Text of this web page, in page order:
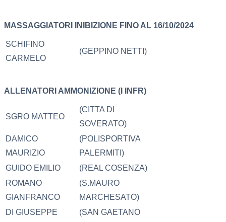
MASSAGGIATORI INIBIZIONE FINO AL 16/10/2024
SCHIFINO
CARMELO
(GEPPINO NETTI)
ALLENATORI AMMONIZIONE (I INFR)
SGRO MATTEO
(CITTA DI
SOVERATO)
DAMICO
MAURIZIO
(POLISPORTIVA
PALERMITI)
GUIDO EMILIO
(REAL COSENZA)
ROMANO
GIANFRANCO
(S.MAURO
MARCHESATO)
DI GIUSEPPE
(SAN GAETANO